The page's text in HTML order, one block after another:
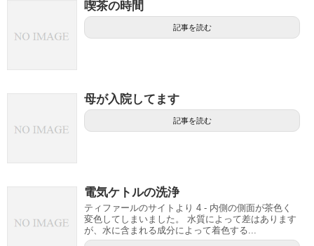
喫茶の時間
記事を読む
母が入院してます
記事を読む
電気ケトルの洗浄
ティファールのサイトより 4 - 内側の側面が茶色く
変色してしまいました。 水質によって差はあります
が、水に含まれる成分によって着色する...